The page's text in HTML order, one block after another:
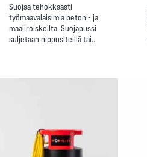
Suojaa tehokkaasti
työmaavalaisimia betoni- ja
maaliroiskeilta. Suojapussi
suljetaan nippusiteillä tai…